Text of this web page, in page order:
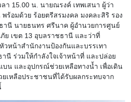
า 15.00 น. นายณรงค์ เทพเสนา ผู้ว่า
ร้อมด้วย ร้อยตรีสรมงคล มงคละสิริ รอง
านี นายธนทร ศรีนาค ผู้อำนวยการศูนย์
ย เขต 13 อุบลราชธานี และว่าที่
วหน้าสำนักงานป้องกันและบรรเทา
นี ร่วมให้กำลังใจเจ้าหน้าที่ และปล่อย
บน และอุปกรณ์ช่วยเหลือทางน้ำ เพื่อเดิน
เหลือประชาชนที่ได้รับผลกระทบจาก